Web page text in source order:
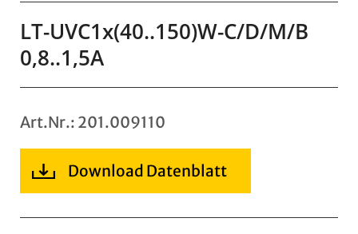
LT-UVC1x(40..150)W-C/D/M/B
0,8..1,5A
Art.Nr.: 201.009110
Download Datenblatt